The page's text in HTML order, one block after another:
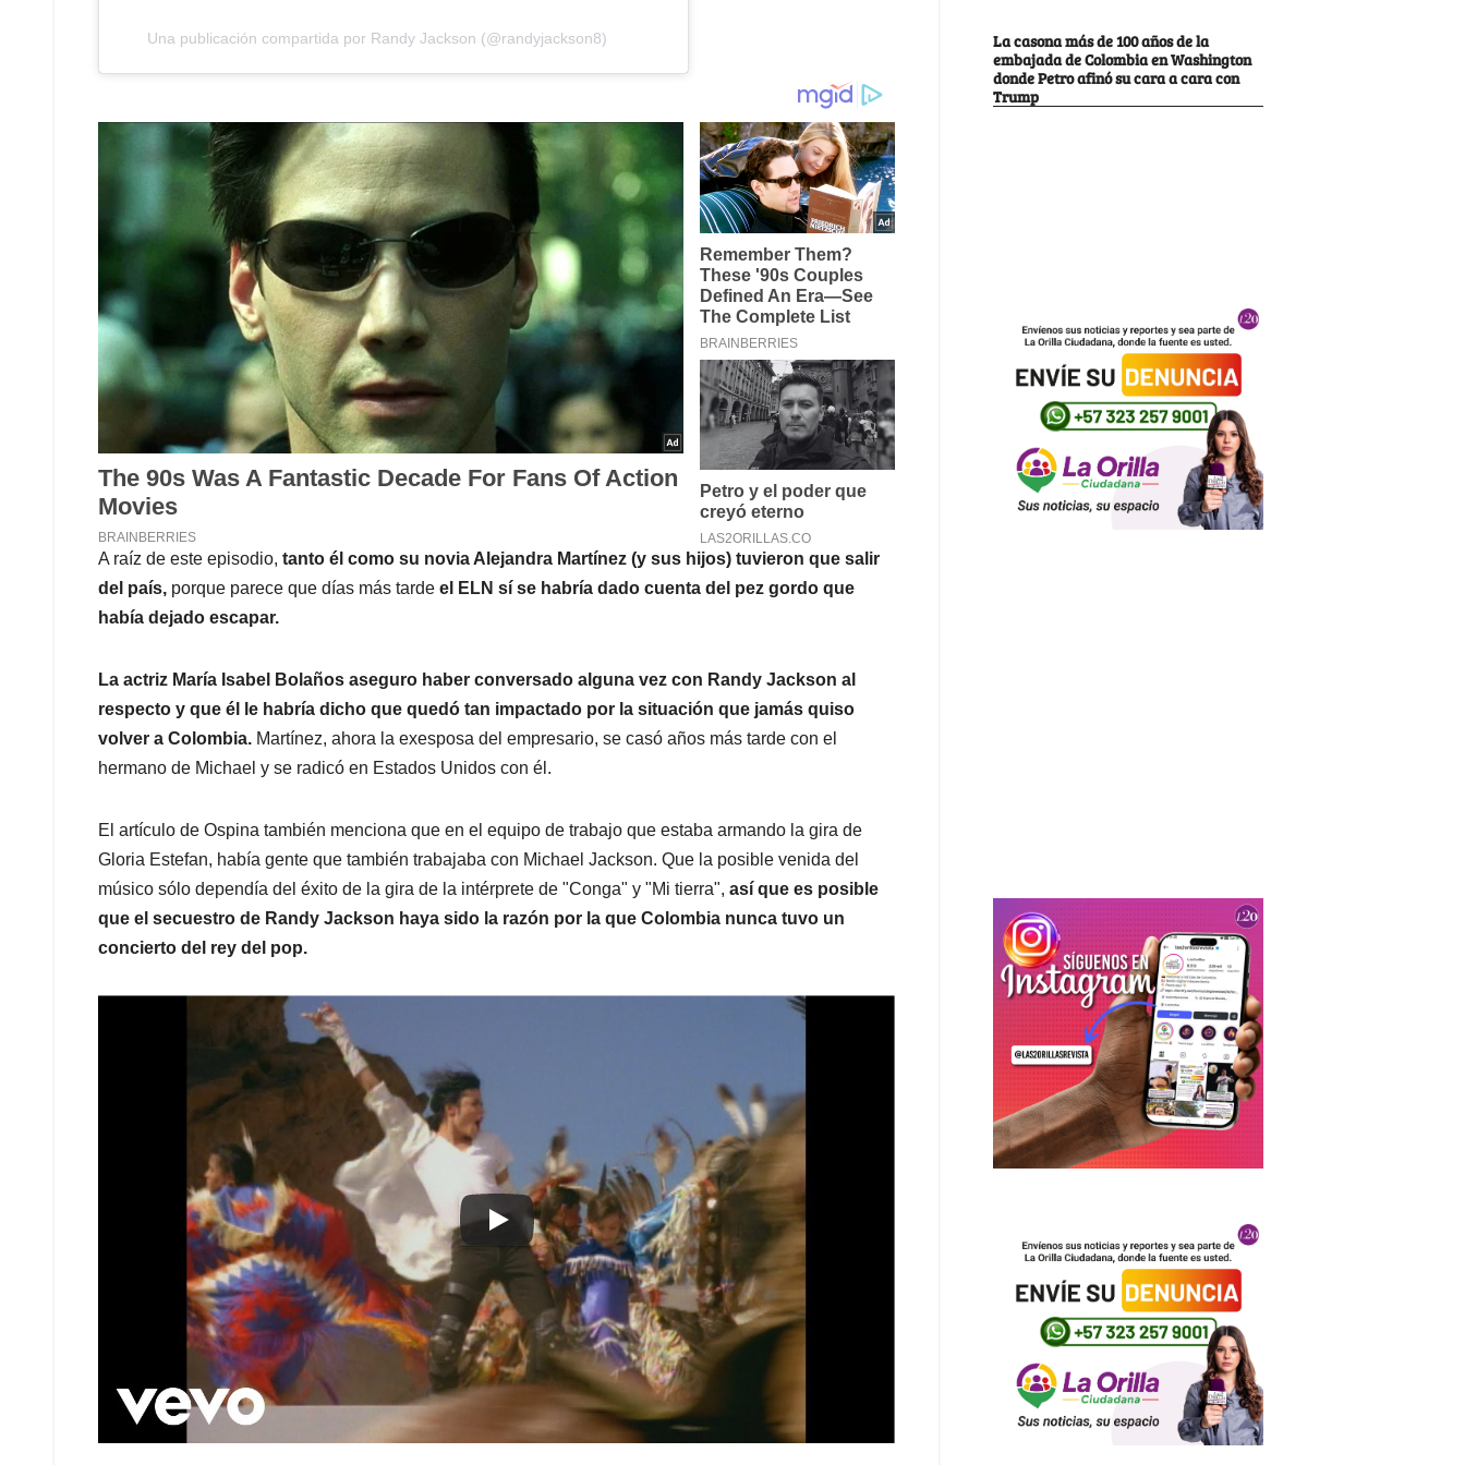
Una publicación compartida por Randy Jackson (@randyjackson8)
A raíz de este episodio, tanto él como su novia Alejandra Martínez (y sus hijos) tuvieron que salir
del país, porque parece que días más tarde el ELN sí se habría dado cuenta del pez gordo que
había dejado escapar.
La actriz María Isabel Bolaños aseguro haber conversado alguna vez con Randy Jackson al
respecto y que él le habría dicho que quedó tan impactado por la situación que jamás quiso
volver a Colombia. Martínez, ahora la exesposa del empresario, se casó años más tarde con el
hermano de Michael y se radicó en Estados Unidos con él.
El artículo de Ospina también menciona que en el equipo de trabajo que estaba armando la gira de
Gloria Estefan, había gente que también trabajaba con Michael Jackson. Que la posible venida del
músico sólo dependía del éxito de la gira de la intérprete de "Conga" y "Mi tierra", así que es posible
que el secuestro de Randy Jackson haya sido la razón por la que Colombia nunca tuvo un
concierto del rey del pop.
La casona más de 100 años de la
embajada de Colombia en Washington
donde Petro afinó su cara a cara con
Trump